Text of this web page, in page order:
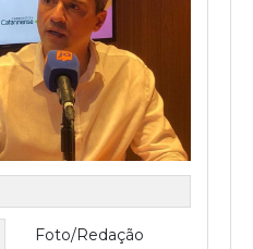
Foto/Redação